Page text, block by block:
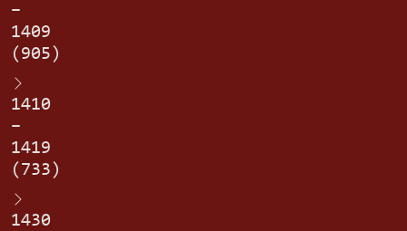
–
1409
(905)
1410
–
1419
(733)
1430